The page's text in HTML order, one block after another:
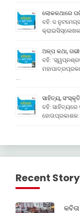
ଲୋକକଥାରେ
ବହି: ଦ
ଅଳ୍ପ କଥା,
ବହି:
ସାହିତ୍ୟ,
ବହି:
Recent Story
କବିତା